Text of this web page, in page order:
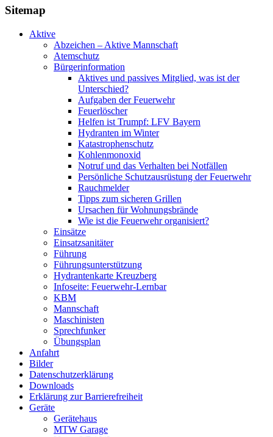
Sitemap
Aktive
Abzeichen – Aktive Mannschaft
Atemschutz
Bürgerinformation
Aktives und passives Mitglied, was ist der
Unterschied?
Aufgaben der Feuerwehr
Feuerlöscher
Helfen ist Trumpf: LFV Bayern
Hydranten im Winter
Katastrophenschutz
Kohlenmonoxid
Notruf und das Verhalten bei Notfällen
Persönliche Schutzausrüstung der Feuerwehr
Rauchmelder
Tipps zum sicheren Grillen
Ursachen für Wohnungsbrände
Wie ist die Feuerwehr organisiert?
Einsätze
Einsatzsanitäter
Führung
Führungsunterstützung
Hydrantenkarte Kreuzberg
Infoseite: Feuerwehr-Lernbar
KBM
Mannschaft
Maschinisten
Sprechfunker
Übungsplan
Anfahrt
Bilder
Datenschutzerklärung
Downloads
Erklärung zur Barriere­frei­heit
Geräte
Gerätehaus
MTW Garage